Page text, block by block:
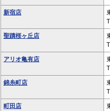
新宿店
聖蹟桜ヶ丘店
アリオ亀有店
錦糸町店
町田店